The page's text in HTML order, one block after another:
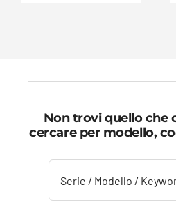
Non trovi quello che
cercare per modello,